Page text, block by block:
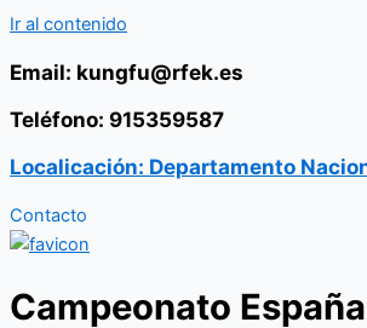
Ir al contenido
Email: kungfu@rfek.es
Teléfono: 915359587
Localicación: Departamento
Contacto
Campeonato